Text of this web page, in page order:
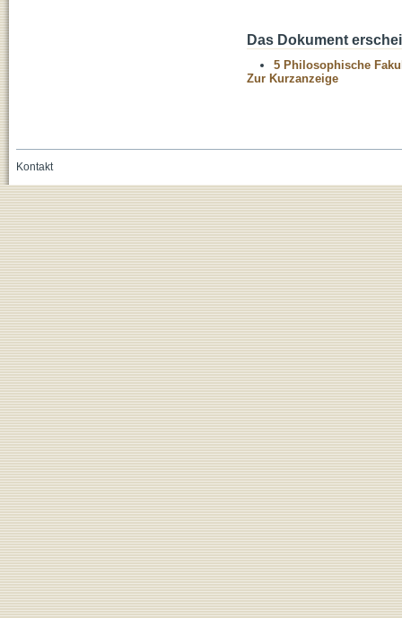
Das Dokument
5 Philosophische
Zur Kurzanzeige
Kontakt